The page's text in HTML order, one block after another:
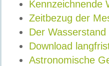
Kennzeichnende
Zeitbezug der
Der Wasserstand
Download
Astronomische